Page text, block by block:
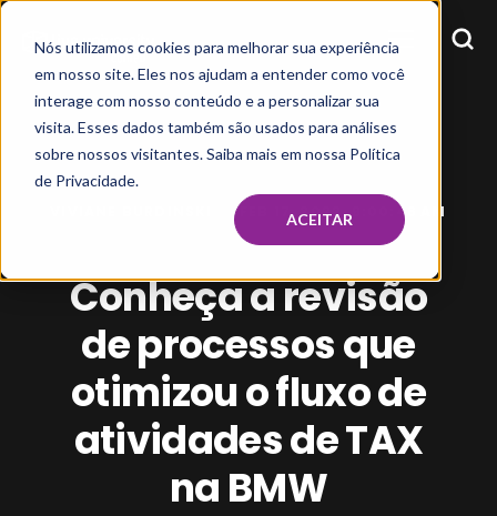
Nós utilizamos cookies para melhorar sua experiência
em nosso site. Eles nos ajudam a entender como você
interage com nosso conteúdo e a personalizar sua
visita. Esses dados também são usados para análises
sobre nossos visitantes. Saiba mais em nossa Política
de Privacidade.
ACEITAR
FEB 17, 2022, 9:00:48 AM
Conheça a revisão
de processos que
otimizou o fluxo de
atividades de TAX
na BMW